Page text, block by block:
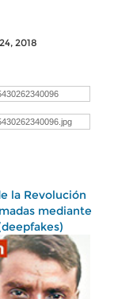
2018
la Revolución
mediante